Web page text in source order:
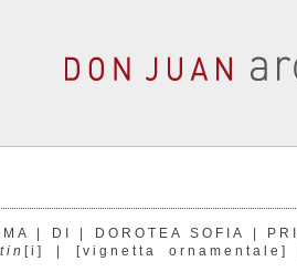
| DI | DOROTEA SOFIA |
[i] | [vignetta ornamentale]